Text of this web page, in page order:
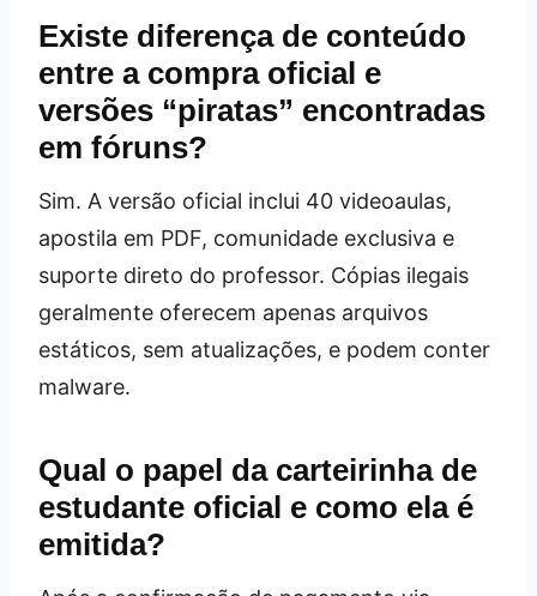
Existe diferença de conteúdo
entre a compra oficial e
versões “piratas” encontradas
em fóruns?
Sim. A versão oficial inclui 40 videoaulas,
apostila em PDF, comunidade exclusiva e
suporte direto do professor. Cópias ilegais
geralmente oferecem apenas arquivos
estáticos, sem atualizações, e podem conter
malware.
Qual o papel da carteirinha de
estudante oficial e como ela é
emitida?